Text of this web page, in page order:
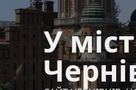
Перейти
до
вмісту
У